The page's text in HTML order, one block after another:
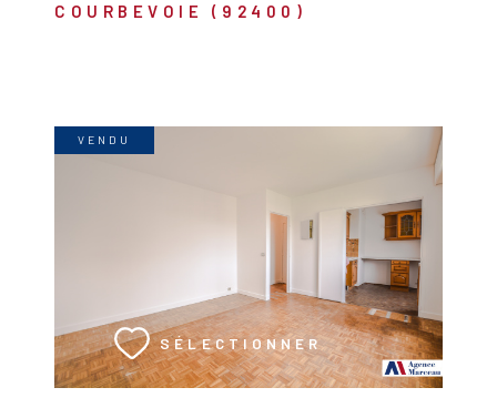
COURBEVOIE (92400)
VENDU
SÉLECTIONNER
VOIR LE BIEN